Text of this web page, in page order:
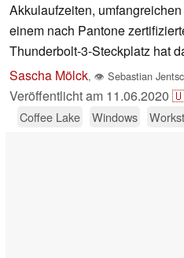
Akkulaufzeiten,
einem nach Pantone
Thunderbolt-3-Steckplatz hat
Sascha Mölck, 👁 Sebastian
Veröffentlicht am 11.06.2020
Coffee Lake Windows